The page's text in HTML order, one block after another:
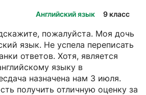
Английский язык 9 класс
пожалуйста. Моя дочь
язык. Не успела переписать
ответов. Хотя, является
языку в
назначена нам 3 июля.
получить отличную оценку за